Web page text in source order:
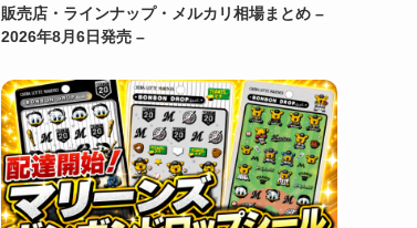
販売店・ラインナップ・メルカリ相場まとめ –
2026年8月6日発売 –